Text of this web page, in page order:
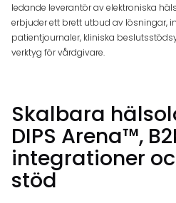
ledande leverantör av elektroniska
erbjuder ett brett utbud av lösningar,
patientjournaler, kliniska
verktyg för vårdgivare.
Skalbara
DIPS Arena™,
integrationer
stöd